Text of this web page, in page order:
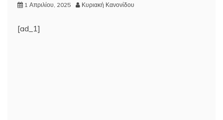
1 Απριλίου, 2025 Κυριακή Κανονίδου
[ad_1]